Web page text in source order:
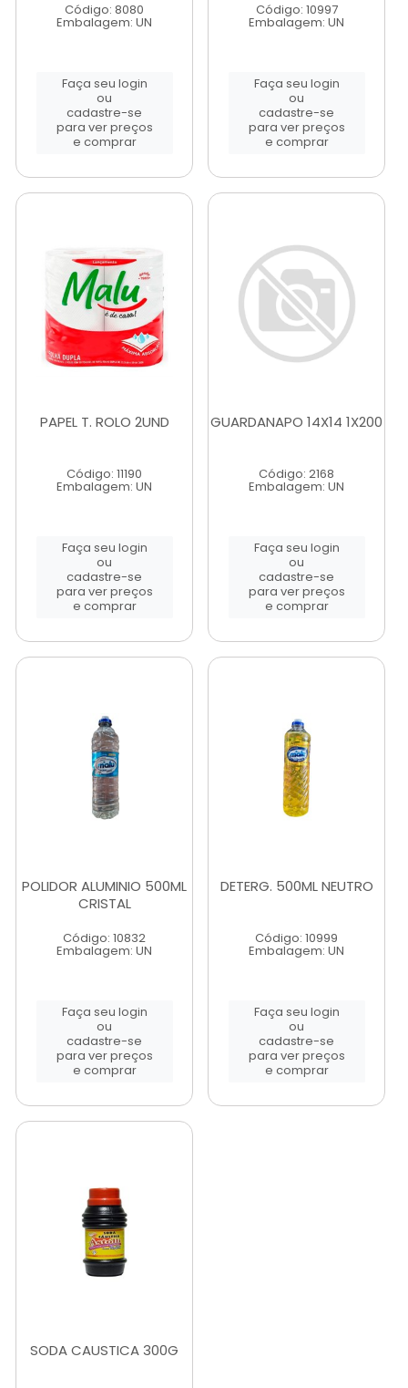
Código: 8080
Embalagem: UN
Faça seu login
ou
cadastre-se
para ver preços
e comprar
Código: 10997
Embalagem: UN
Faça seu login
ou
cadastre-se
para ver preços
e comprar
PAPEL T. ROLO 2UND
Código: 11190
Embalagem: UN
Faça seu login
ou
cadastre-se
para ver preços
e comprar
GUARDANAPO 14X14 1X200
Código: 2168
Embalagem: UN
Faça seu login
ou
cadastre-se
para ver preços
e comprar
POLIDOR ALUMINIO 500ML
CRISTAL
Código: 10832
Embalagem: UN
Faça seu login
ou
cadastre-se
para ver preços
e comprar
DETERG. 500ML NEUTRO
Código: 10999
Embalagem: UN
Faça seu login
ou
cadastre-se
para ver preços
e comprar
SODA CAUSTICA 300G